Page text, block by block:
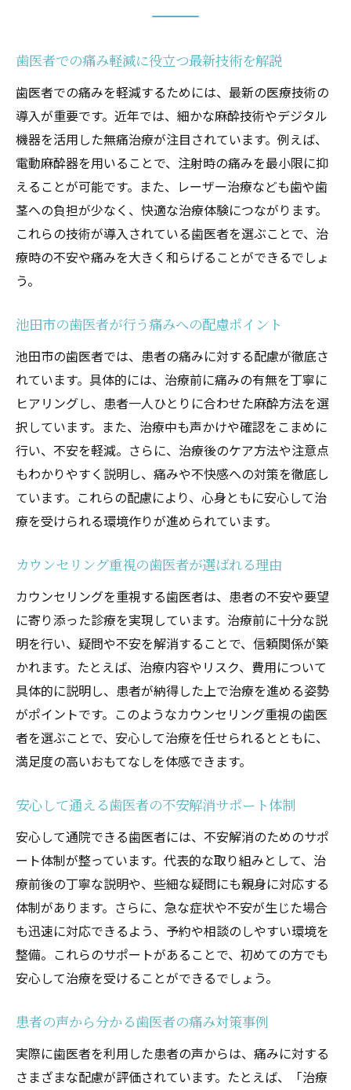
歯医者での痛み軽減に役立つ最新技術を解説
歯医者での痛みを軽減するためには、最新の医療技術の
導入が重要です。近年では、細かな麻酔技術やデジタル
機器を活用した無痛治療が注目されています。例えば、
電動麻酔器を用いることで、注射時の痛みを最小限に抑
えることが可能です。また、レーザー治療なども歯や歯
茎への負担が少なく、快適な治療体験につながります。
これらの技術が導入されている歯医者を選ぶことで、治
療時の不安や痛みを大きく和らげることができるでしょ
う。
池田市の歯医者が行う痛みへの配慮ポイント
池田市の歯医者では、患者の痛みに対する配慮が徹底さ
れています。具体的には、治療前に痛みの有無を丁寧に
ヒアリングし、患者一人ひとりに合わせた麻酔方法を選
択しています。また、治療中も声かけや確認をこまめに
行い、不安を軽減。さらに、治療後のケア方法や注意点
もわかりやすく説明し、痛みや不快感への対策を徹底し
ています。これらの配慮により、心身ともに安心して治
療を受けられる環境作りが進められています。
カウンセリング重視の歯医者が選ばれる理由
カウンセリングを重視する歯医者は、患者の不安や要望
に寄り添った診療を実現しています。治療前に十分な説
明を行い、疑問や不安を解消することで、信頼関係が築
かれます。たとえば、治療内容やリスク、費用について
具体的に説明し、患者が納得した上で治療を進める姿勢
がポイントです。このようなカウンセリング重視の歯医
者を選ぶことで、安心して治療を任せられるとともに、
満足度の高いおもてなしを体感できます。
安心して通える歯医者の不安解消サポート体制
安心して通院できる歯医者には、不安解消のためのサポ
ート体制が整っています。代表的な取り組みとして、治
療前後の丁寧な説明や、些細な疑問にも親身に対応する
体制があります。さらに、急な症状や不安が生じた場合
も迅速に対応できるよう、予約や相談のしやすい環境を
整備。これらのサポートがあることで、初めての方でも
安心して治療を受けることができるでしょう。
患者の声から分かる歯医者の痛み対策事例
実際に歯医者を利用した患者の声からは、痛みに対する
さまざまな配慮が評価されています。たとえば、「治療